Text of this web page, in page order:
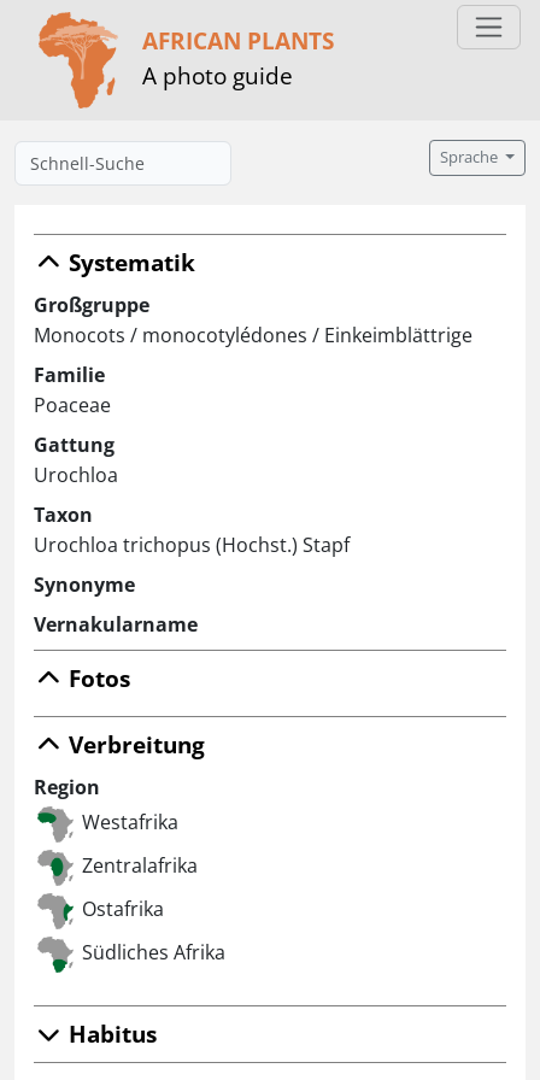
AFRICAN PLANTS
A photo guide
Sprache
Systematik
Großgruppe
Monocots / monocotylédones / Einkeimblättrige
Familie
Poaceae
Gattung
Urochloa
Taxon
Urochloa trichopus (Hochst.) Stapf
Synonyme
Vernakularname
Fotos
Verbreitung
Region
Westafrika
Zentralafrika
Ostafrika
Südliches Afrika
Habitus